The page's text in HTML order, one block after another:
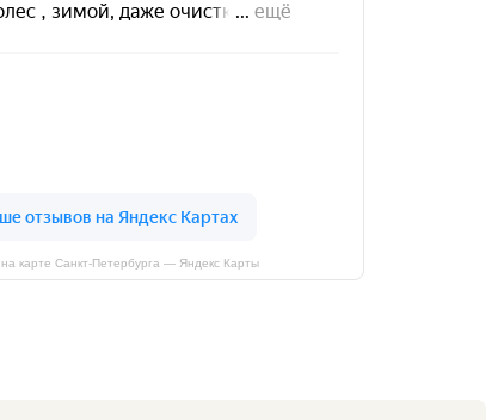
карте Санкт‑Петербурга — Яндекс Карты